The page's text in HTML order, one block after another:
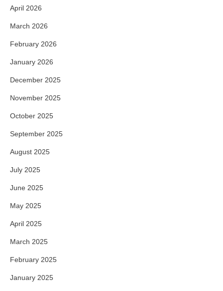
April 2026
March 2026
February 2026
January 2026
December 2025
November 2025
October 2025
September 2025
August 2025
July 2025
June 2025
May 2025
April 2025
March 2025
February 2025
January 2025